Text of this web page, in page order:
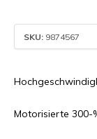
SKU: 9874567
Motorisierte 300-